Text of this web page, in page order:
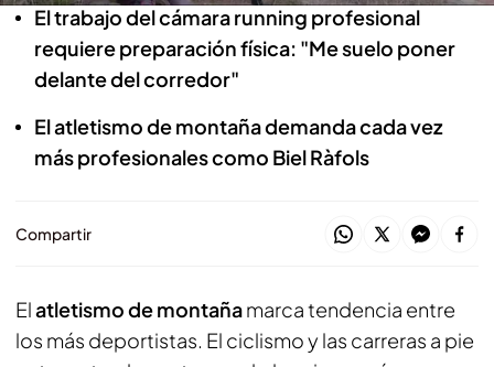
El trabajo del cámara running profesional
requiere preparación física: "Me suelo poner
delante del corredor"
El atletismo de montaña demanda cada vez
más profesionales como Biel Ràfols
Compartir
Elatletismo de montañamarca tendencia entre
los más deportistas. El ciclismo y las carreras a pie